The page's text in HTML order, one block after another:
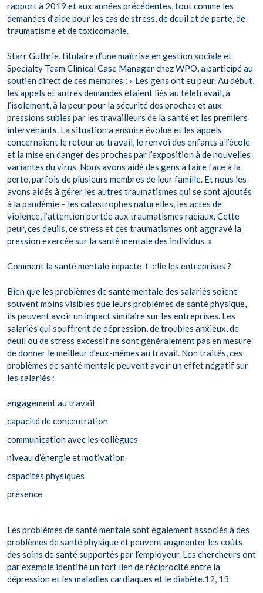
rapport à 2019 et aux années précédentes, tout comme les
demandes d’aide pour les cas de stress, de deuil et de perte, de
traumatisme et de toxicomanie.
Starr Guthrie, titulaire d’une maîtrise en gestion sociale et
Specialty Team Clinical Case Manager chez WPO, a participé au
soutien direct de ces membres : « Les gens ont eu peur. Au début,
les appels et autres demandes étaient liés au télétravail, à
l’isolement, à la peur pour la sécurité des proches et aux
pressions subies par les travailleurs de la santé et les premiers
intervenants. La situation a ensuite évolué et les appels
concernaient le retour au travail, le renvoi des enfants à l’école
et la mise en danger des proches par l’exposition à de nouvelles
variantes du virus. Nous avons aidé des gens à faire face à la
perte, parfois de plusieurs membres de leur famille. Et nous les
avons aidés à gérer les autres traumatismes qui se sont ajoutés
à la pandémie – les catastrophes naturelles, les actes de
violence, l’attention portée aux traumatismes raciaux. Cette
peur, ces deuils, ce stress et ces traumatismes ont aggravé la
pression exercée sur la santé mentale des individus. »
Comment la santé mentale impacte-t-elle les entreprises ?
Bien que les problèmes de santé mentale des salariés soient
souvent moins visibles que leurs problèmes de santé physique,
ils peuvent avoir un impact similaire sur les entreprises. Les
salariés qui souffrent de dépression, de troubles anxieux, de
deuil ou de stress excessif ne sont généralement pas en mesure
de donner le meilleur d’eux-mêmes au travail. Non traités, ces
problèmes de santé mentale peuvent avoir un effet négatif sur
les salariés :
engagement au travail
capacité de concentration
communication avec les collègues
niveau d’énergie et motivation
capacités physiques
présence
Les problèmes de santé mentale sont également associés à des
problèmes de santé physique et peuvent augmenter les coûts
des soins de santé supportés par l’employeur. Les chercheurs ont
par exemple identifié un fort lien de réciprocité entre la
dépression et les maladies cardiaques et le diabète.12, 13